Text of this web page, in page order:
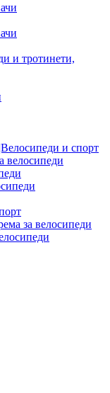
и тротинети,
и спорт
велосипеди
за велосипеди